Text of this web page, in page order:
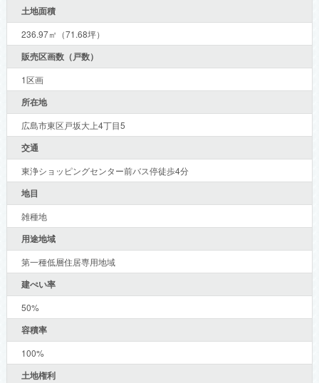
土地面積
236.97㎡（71.68坪）
販売区画数（戸数）
1区画
所在地
広島市東区戸坂大上4丁目5
交通
東浄ショッピングセンター前バス停徒歩4分
地目
雑種地
用途地域
第一種低層住居専用地域
建ぺい率
50%
容積率
100%
土地権利